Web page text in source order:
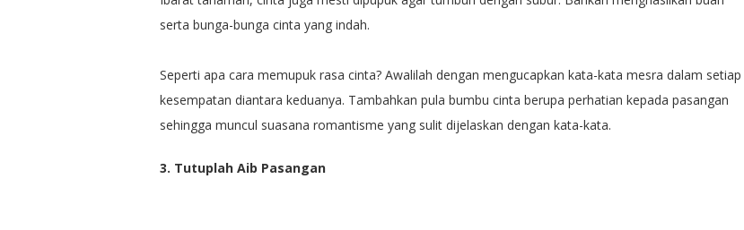
serta bunga-bunga cinta yang indah.
Seperti apa cara memupuk rasa cinta? Awalilah dengan mengucapkan kata-kata mesra dalam setiap
kesempatan diantara keduanya. Tambahkan pula bumbu cinta berupa perhatian kepada pasangan
sehingga muncul suasana romantisme yang sulit dijelaskan dengan kata-kata.
3. Tutuplah Aib Pasangan